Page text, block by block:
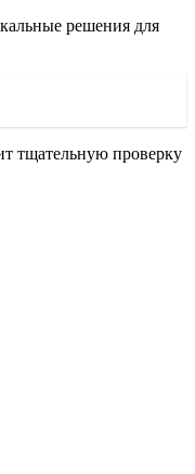
решения для
тщательную проверку